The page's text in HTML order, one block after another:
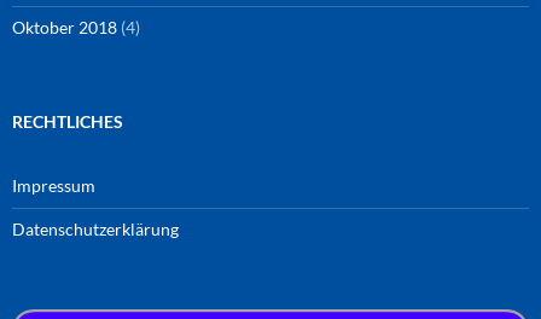
Oktober 2018 (4)
RECHTLICHES
Impressum
Datenschutzerklärung